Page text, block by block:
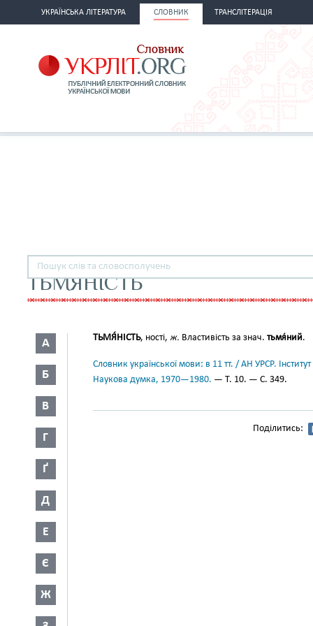
УКРАЇНСЬКА ЛІТЕРАТУРА СЛОВНИК ТРАНСЛІТЕРАЦІЯ
ТЬМЯНІСТЬ
А
Б
В
Г
Ґ
Д
Е
Є
Ж
ТЬМЯ́НІСТЬ, ності, ж. Властивість за знач. тьмя́ний.
Словник української мови: в 11 тт. / АН УРСР.
Наукова думка, 1970—1980. — Т. 10. — С. 349.
Поділитись: